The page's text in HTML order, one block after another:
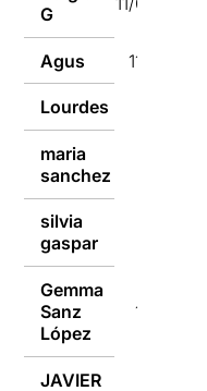
G
Agus 11/01/2017
Lourdes
maria
sanchez
silvia
gaspar
Gemma
Sanz
López
11/01/2017
JAVIER